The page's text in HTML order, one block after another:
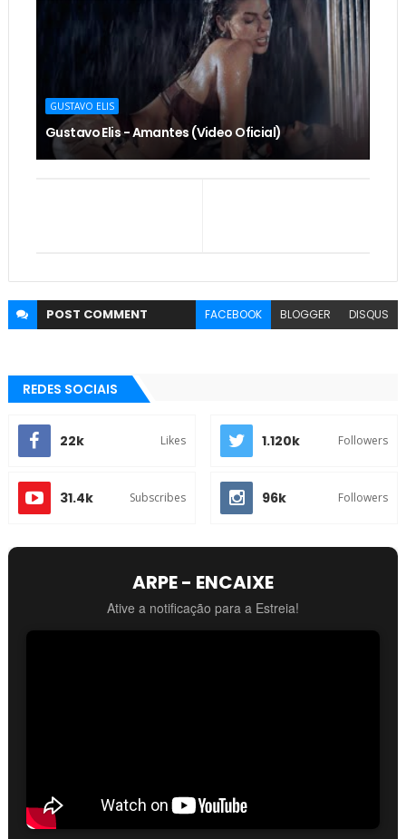
GUSTAVO ELIS
Gustavo Elis - Amantes (Video Oficial)
POST COMMENT FACEBOOK BLOGGER DISQUS
REDES SOCIAIS
22k Likes 1.120k Followers
31.4k Subscribes 96k Followers
ARPE - ENCAIXE
Ative a notificação para a Estreia!